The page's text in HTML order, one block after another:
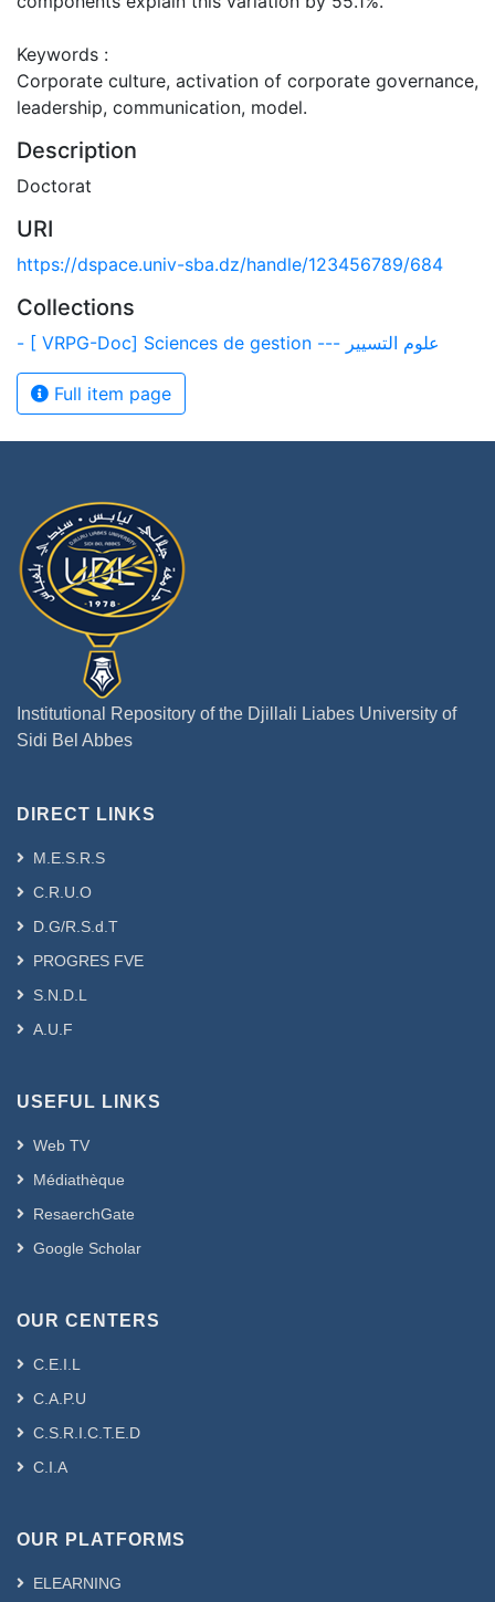
Keywords :
Corporate culture, activation of corporate governance,
leadership, communication, model.
Description
Doctorat
URI
https://dspace.univ-sba.dz/handle/123456789/684
Collections
- [ VRPG-Doc] Sciences de gestion --- علوم التسيير
Full item page
Institutional Repository of the Djillali Liabes University of
Sidi Bel Abbes
DIRECT LINKS
M.E.S.R.S
C.R.U.O
D.G/R.S.d.T
PROGRES FVE
S.N.D.L
A.U.F
USEFUL LINKS
Web TV
Médiathèque
ResaerchGate
Google Scholar
OUR CENTERS
C.E.I.L
C.A.P.U
C.S.R.I.C.T.E.D
C.I.A
OUR PLATFORMS
ELEARNING